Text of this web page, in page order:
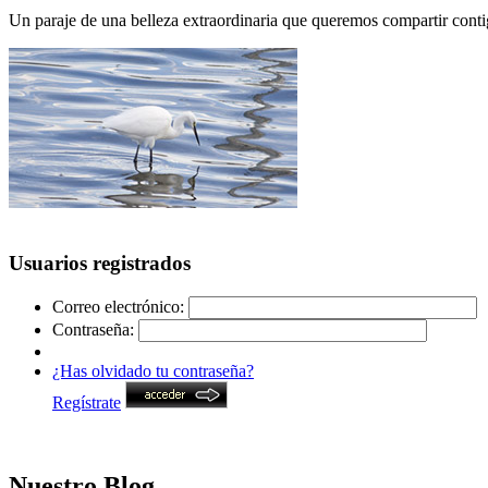
Un paraje de una belleza extraordinaria que queremos compartir
Usuarios registrados
Correo electrónico:
Contraseña:
¿Has olvidado tu contraseña?
Regístrate